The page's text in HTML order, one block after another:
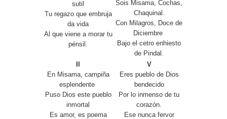
sutil
Tu regazo que embruja
da vida
Al que viene a morar tu
pénsil.
Sois Misama, Cochas,
Chaquinal.
Con Milagros, Doce de
Diciembre
Bajo el cetro enhiesto
de Pindal.
En Misama, campiña
esplendente
Puso Dios este pueblo
inmortal
Es amor, es poema
V
Eres pueblo de Dios
bendecido
Por lo inmenso de tu
corazón.
Ese nunca fervor